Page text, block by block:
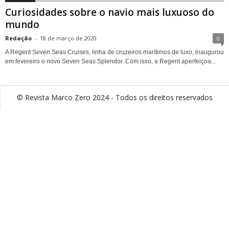
Curiosidades sobre o navio mais luxuoso do
mundo
Redação - 18 de março de 2020 0
A Regent Seven Seas Cruises, linha de cruzeiros marítimos de luxo, inaugurou
em fevereiro o novo Seven Seas Splendor. Com isso, a Regent aperfeiçoa...
© Revista Marco Zero 2024 - Todos os direitos reservados